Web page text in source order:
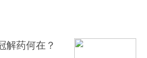
解药何在？